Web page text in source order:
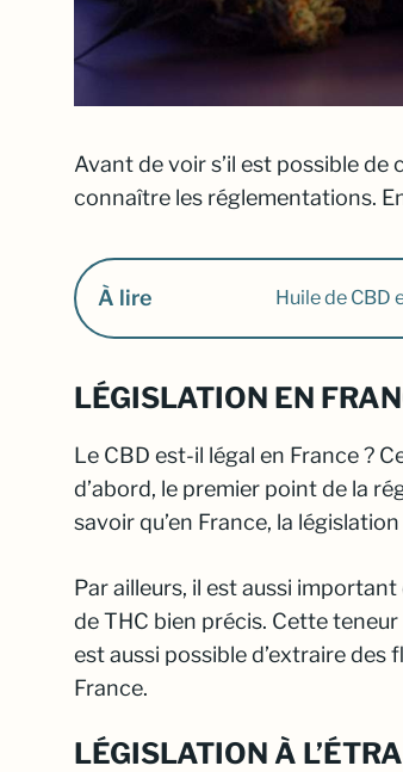
Avant de voir s’il est possible
connaître les réglementations.
À lire Huile de CBD
LÉGISLATION EN
Le CBD est-il légal en France ?
d’abord, le premier point de la
savoir qu’en France, la
Par ailleurs, il est aussi
de THC bien précis. Cette
est aussi possible d’extraire des
France.
LÉGISLATION À